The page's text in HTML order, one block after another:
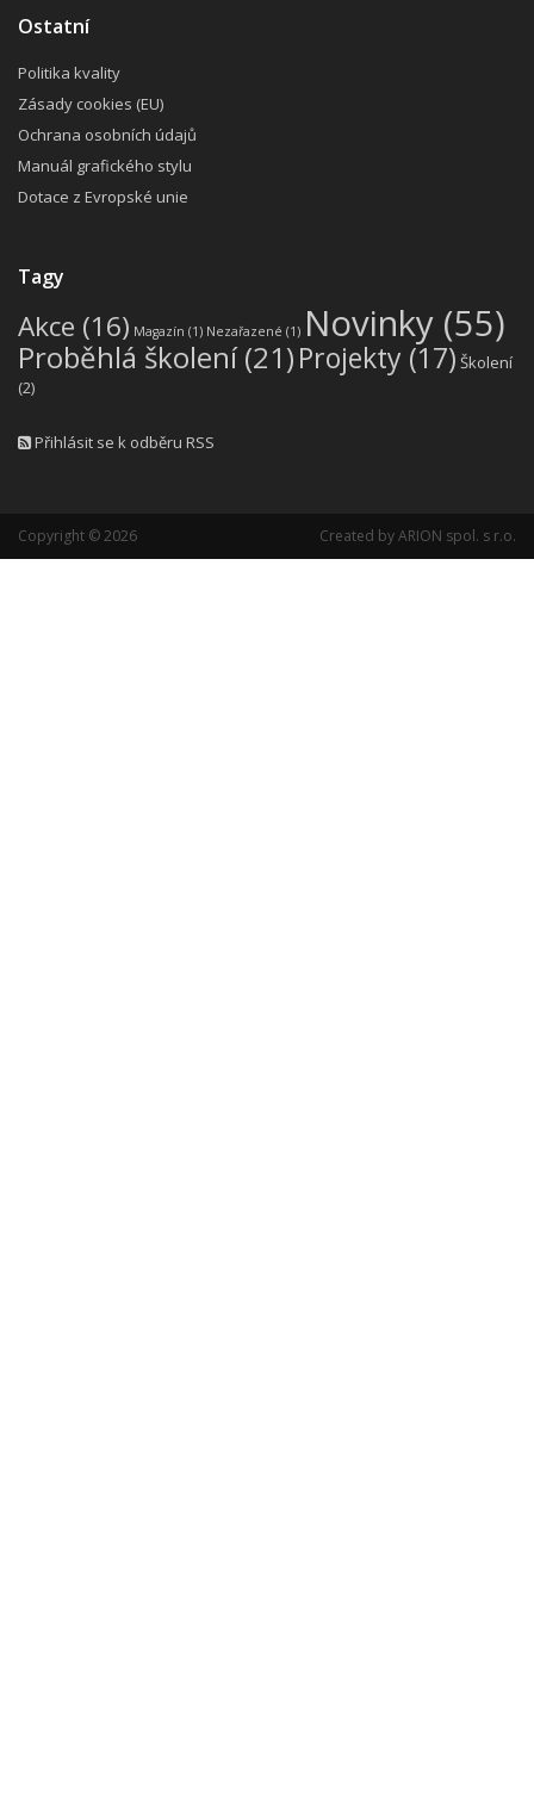
Ostatní
Politika kvality
Zásady cookies (EU)
Ochrana osobních údajů
Manuál grafického stylu
Dotace z Evropské unie
Tagy
Akce (16) Magazín (1) Nezařazené (1) Novinky (55)
Proběhlá školení(21)Projekty (17) Školení
(2)
Přihlásit se k odběru RSS
Copyright © 2026 Created byARION spol. s r.o.